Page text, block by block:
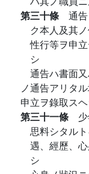
第三十條 通
ク本人及其
性行等ヲ申
シ
通告ハ書面
ノ通告アリタ
申立ヲ錄取ス
第三十一條
思料シタル
遇、經歷、
シ